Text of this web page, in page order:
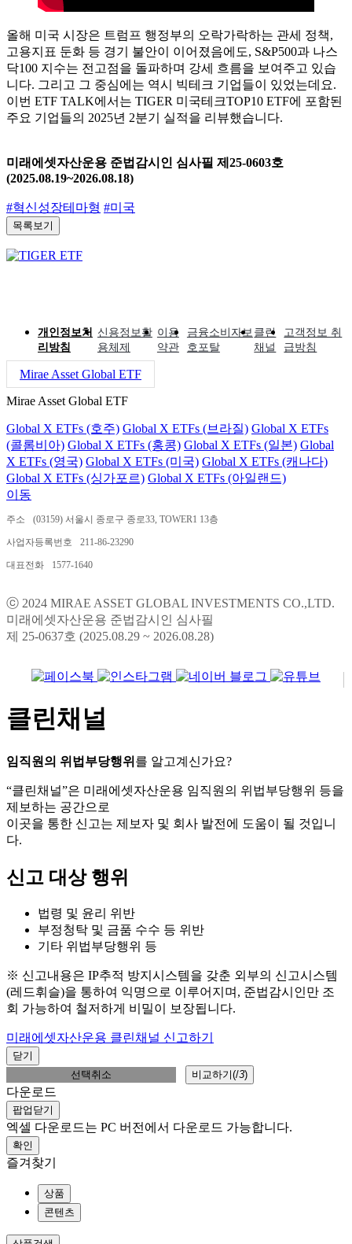
올해 미국 시장은 트럼프 행정부의 오락가락하는 관세 정책,
고용지표 둔화 등 경기 불안이 이어졌음에도, S&P500과 나스
닥100 지수는 전고점을 돌파하며 강세 흐름을 보여주고 있습
니다. 그리고 그 중심에는 역시 빅테크 기업들이 있었는데요.
이번 ETF TALK에서는 TIGER 미국테크TOP10 ETF에 포함된
주요 기업들의 2025년 2분기 실적을 리뷰했습니다.
미래에셋자산운용 준법감시인 심사필 제25-0603호
(2025.08.19~2026.08.18)
#혁신성장테마형 #미국
목록보기
개인정보처
리방침
신용정보활
용체제
이용
약관
금융소비자보
호포탈
클린
채널
고객정보 취
급방침
Mirae Asset Global ETF
Mirae Asset Global ETF
Global X ETFs (호주) Global X ETFs (브라질) Global X ETFs
(콜롬비아) Global X ETFs (홍콩) Global X ETFs (일본) Global
X ETFs (영국) Global X ETFs (미국) Global X ETFs (캐나다)
Global X ETFs (싱가포르) Global X ETFs (아일랜드)
이동
주소 (03159) 서울시 종로구 종로33, TOWER1 13층
사업자등록번호 211-86-23290
대표전화 1577-1640
ⓒ 2024 MIRAE ASSET GLOBAL INVESTMENTS CO.,LTD.
미래에셋자산운용 준법감시인 심사필
제 25-0637호 (2025.08.29 ~ 2026.08.28)
클린채널
임직원의 위법부당행위 를 알고계신가요?
“클린채널”은 미래에셋자산운용 임직원의 위법부당행위 등을
제보하는 공간으로
이곳을 통한 신고는 제보자 및 회사 발전에 도움이 될 것입니
다.
신고 대상 행위
법령 및 윤리 위반
부정청탁 및 금품 수수 등 위반
기타 위법부당행위 등
※ 신고내용은 IP추적 방지시스템을 갖춘 외부의 신고시스템
(레드휘슬)을 통하여 익명으로 이루어지며, 준법감시인만 조
회 가능하여 철저하게 비밀이 보장됩니다.
미래에셋자산운용 클린채널 신고하기
닫기
선택취소
비교하기(/3)
다운로드
팝업닫기
엑셀 다운로드는 PC 버전에서 다운로드 가능합니다.
확인
즐겨찾기
상품
콘텐츠